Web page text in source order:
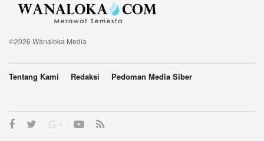
©2026 Wanaloka Media
Tentang Kami Redaksi Pedoman Media Siber